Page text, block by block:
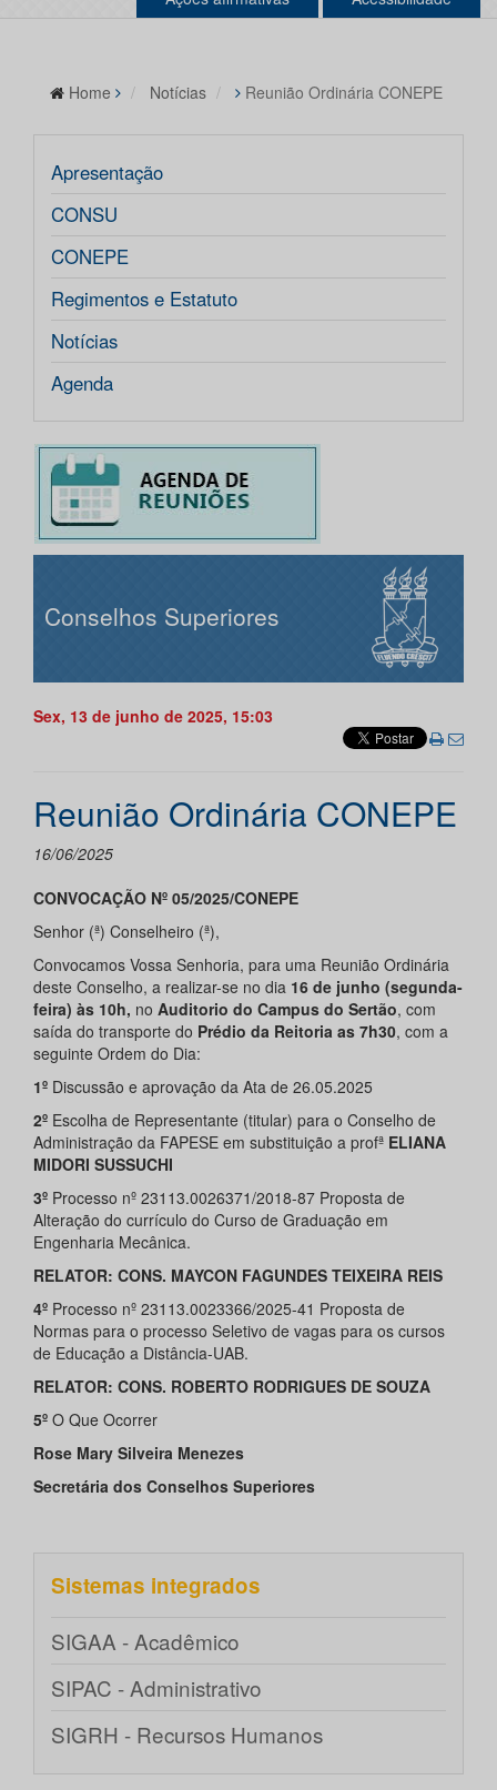
Home Notícias Reunião Ordinária CONEPE
Apresentação
CONSU
CONEPE
Regimentos e Estatuto
Notícias
Agenda
Conselhos Superiores
Sex, 13 de junho de 2025, 15:03
Reunião Ordinária CONEPE
16/06/2025
CONVOCAÇÃO Nº 05/2025/CONEPE
Senhor (ª) Conselheiro (ª),
Convocamos Vossa Senhoria, para uma Reunião Ordinária
deste Conselho, a realizar-se no dia 16 de junho (segunda-
feira) às 10h, no Auditorio do Campus do Sertão, com
saída do transporte do Prédio da Reitoria as 7h30, com a
seguinte Ordem do Dia:
1º Discussão e aprovação da Ata de 26.05.2025
2º Escolha de Representante (titular) para o Conselho de
Administração da FAPESE em substituição a profª ELIANA
MIDORI SUSSUCHI
3º Processo nº 23113.0026371/2018-87 Proposta de
Alteração do currículo do Curso de Graduação em
Engenharia Mecânica.
RELATOR: CONS. MAYCON FAGUNDES TEIXEIRA REIS
4º Processo nº 23113.0023366/2025-41 Proposta de
Normas para o processo Seletivo de vagas para os cursos
de Educação a Distância-UAB.
RELATOR: CONS. ROBERTO RODRIGUES DE SOUZA
5º O Que Ocorrer
Rose Mary Silveira Menezes
Secretária dos Conselhos Superiores
Sistemas integrados
SIGAA - Acadêmico
SIPAC - Administrativo
SIGRH - Recursos Humanos